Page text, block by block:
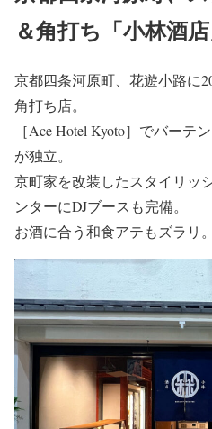
＆角打ち「小林酒店
京都四条河原町、花遊小路に
角打ち店。
［Ace Hotel Kyoto］でバーテ
が独立。
京町家を改装したスタイリッ
ンターにDJブースも完備。
お酒に合う和食アテもズラリ。